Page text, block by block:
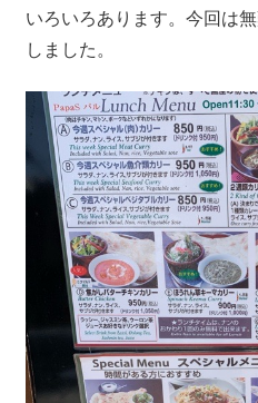
いろいろあります。今回は
しました。